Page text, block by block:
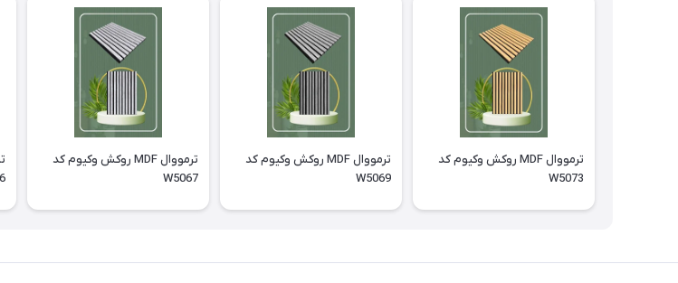
ترمووال MDF روکش وکیوم کد
W5073
ترمووال MDF روکش وکیوم کد
W5069
ترمووال MDF روکش وکیوم کد
W5067